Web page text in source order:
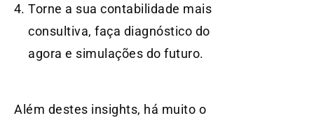
Torne a sua contabilidade mais
consultiva, faça diagnóstico do
agora e simulações do futuro.
Além destes insights, há muito o